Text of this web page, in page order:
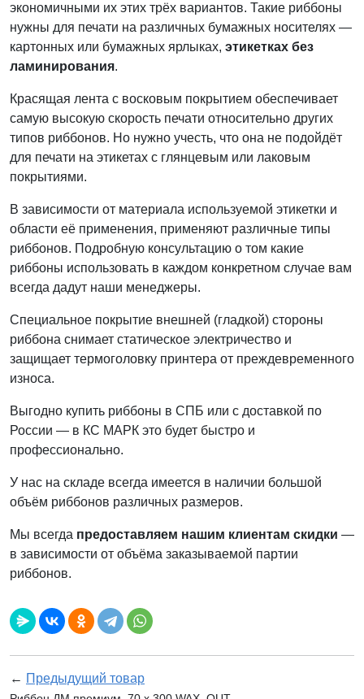
экономичными их этих трёх вариантов. Такие риббоны
нужны для печати на различных бумажных носителях —
картонных или бумажных ярлыках, этикетках без
ламинирования.
Красящая лента с восковым покрытием обеспечивает
самую высокую скорость печати относительно других
типов риббонов. Но нужно учесть, что она не подойдёт
для печати на этикетах с глянцевым или лаковым
покрытиями.
В зависимости от материала используемой этикетки и
области её применения, применяют различные типы
риббонов. Подробную консультацию о том какие
риббоны использовать в каждом конкретном случае вам
всегда дадут наши менеджеры.
Специальное покрытие внешней (гладкой) стороны
риббона снимает статическое электричество и
защищает термоголовку принтера от преждевременного
износа.
Выгодно купить риббоны в СПБ или с доставкой по
России — в КС МАРК это будет быстро и
профессионально.
У нас на складе всегда имеется в наличии большой
объём риббонов различных размеров.
Мы всегда предоставляем нашим клиентам скидки —
в зависимости от объёма заказываемой партии
риббонов.
← Предыдущий товар